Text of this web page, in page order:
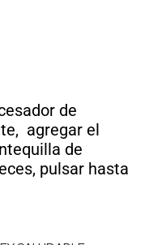
de
agregar el
de
pulsar hasta